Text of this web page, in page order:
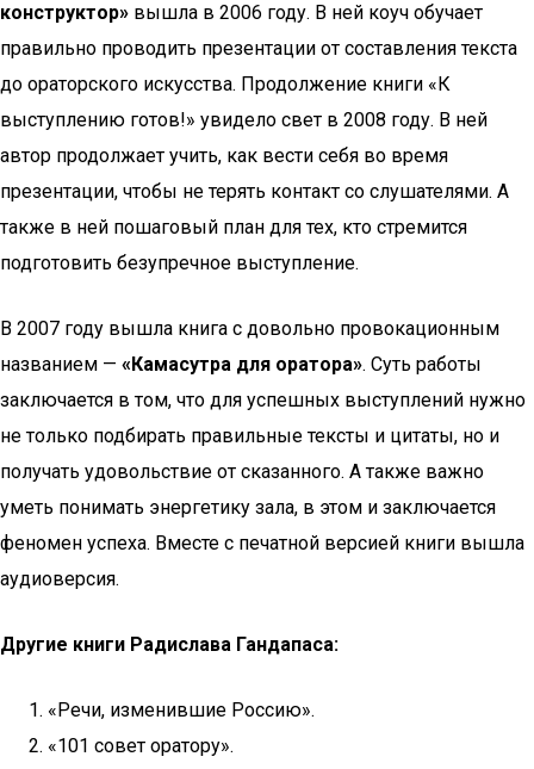
конструктор» вышла в 2006 году. В ней коуч обучает
правильно проводить презентации от составления текста
до ораторского искусства. Продолжение книги «К
выступлению готов!» увидело свет в 2008 году. В ней
автор продолжает учить, как вести себя во время
презентации, чтобы не терять контакт со слушателями. А
также в ней пошаговый план для тех, кто стремится
подготовить безупречное выступление.
В 2007 году вышла книга с довольно провокационным
названием — «Камасутра для оратора». Суть работы
заключается в том, что для успешных выступлений нужно
не только подбирать правильные тексты и цитаты, но и
получать удовольствие от сказанного. А также важно
уметь понимать энергетику зала, в этом и заключается
феномен успеха. Вместе с печатной версией книги вышла
аудиоверсия.
Другие книги Радислава Гандапаса:
«Речи, изменившие Россию».
«101 совет оратору».